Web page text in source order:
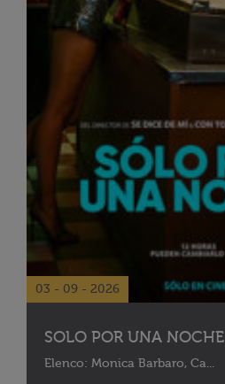
03 - 09 - 2026
SOLO POR UNA NOCHE
Elenco: Monica Barbaro, Ca...